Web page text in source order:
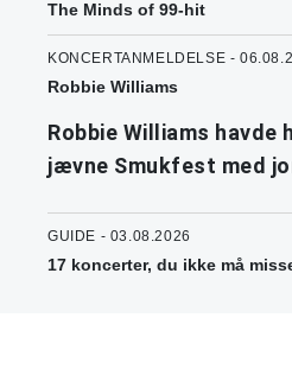
The Minds of 99-hit
KONCERTANMELDELSE -
Robbie Williams
Robbie Williams havde
jævne Smukfest med
GUIDE - 03.08.2026
17 koncerter, du ikke må